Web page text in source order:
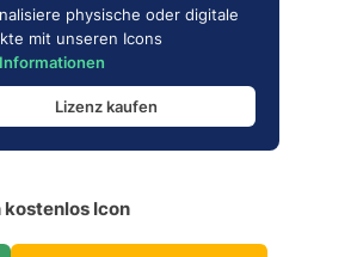
physische oder digitale
mit unseren Icons
Lizenz kaufen
Icon